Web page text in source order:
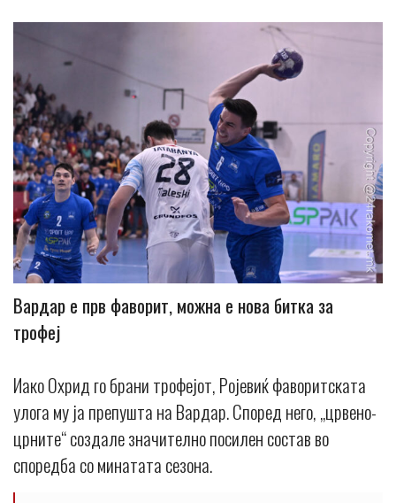
Вардар е прв фаворит, можна е нова битка за
трофеј
Иако Охрид го брани трофејот, Ројевиќ фаворитската
улога му ја препушта на Вардар. Според него, „црвено-
црните“ создале значително посилен состав во
споредба со минатата сезона.